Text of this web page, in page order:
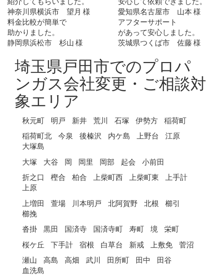
神奈川県横浜市 望月 様
愛知県名古屋市 山本 様
料金比較が簡単で
助かりました。
静岡県浜松市 杉山 様
アフターサポート
があって安心しました。
茨城県つくば市 佐藤 様
埼玉県戸田市でのプロパ
ンガス会社変更・ご相談対
象エリア
秋元町 明戸 新井 荒川 石塚 伊勢方
稲荷町
稲荷町北
今泉 後榛沢 内ケ島 上野台
江原
大塚島
大塚
大谷 岡 岡里 岡部 起会
小前田
折之口
樫合 柏合 上柴町西 上柴町東
上手計
上原
上増田
萱場 川本明戸 北阿賀野 北根
櫛引
櫛挽
沓掛
黒田 国済寺 国済寺町 寿町 境
栄町
桜ケ丘
下手計 宿根 白草台 新戒 上敷免
菅沼
瀬山
高島 高畑 武川 田所町 田中
田谷
血洗島